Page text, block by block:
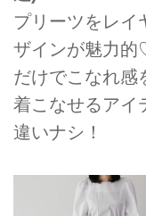
プリーツをレイ
ザインが魅力
だけでこなれ感
着こなせるアイ
違いナシ！